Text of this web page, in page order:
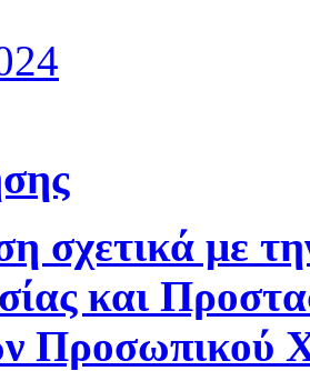
σχετικά με
και
Προσωπικού